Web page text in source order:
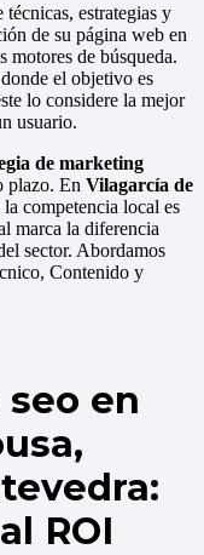
técnicas, estrategias y
de su página web en
motores de búsqueda.
el objetivo es
lo considere la mejor
usuario.
de marketing
plazo. En Vilagarcía de
la competencia local es
marca la diferencia
sector. Abordamos
Contenido y
en
ROI